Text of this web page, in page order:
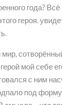
года?
героя.
мой себе
с ним
под